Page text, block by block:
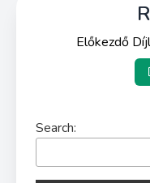
Előkezdő
Search: